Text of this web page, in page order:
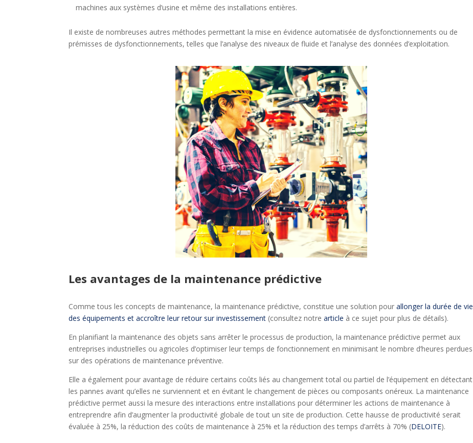
machines aux systèmes d’usine et même des installations entières.
Il existe de nombreuses autres méthodes permettant la mise en évidence automatisée de dysfonctionnements ou de
prémisses de dysfonctionnements, telles que l’analyse des niveaux de fluide et l’analyse des données d’exploitation.
Les avantages de la maintenance prédictive
Comme tous les concepts de maintenance, la maintenance prédictive, constitue une solution pourallonger la durée de vie
des équipements et accroître leur retour sur investissement (consultez notrearticle à ce sujet pour plus de détails).
En planifiant la maintenance des objets sans arrêter le processus de production, la maintenance prédictive permet aux
entreprises industrielles ou agricoles d’optimiser leur temps de fonctionnement en minimisant le nombre d’heures perdues
sur des opérations de maintenance préventive.
Elle a également pour avantage de réduire certains coûts liés au changement total ou partiel de l’équipement en détectant
les pannes avant qu’elles ne surviennent et en évitant le changement de pièces ou composants onéreux. La maintenance
prédictive permet aussi la mesure des interactions entre installations pour déterminer les actions de maintenance à
entreprendre afin d’augmenter la productivité globale de tout un site de production. Cette hausse de productivité serait
évaluée à 25%, la réduction des coûts de maintenance à 25% et la réduction des temps d’arrêts à 70% (DELOITE).